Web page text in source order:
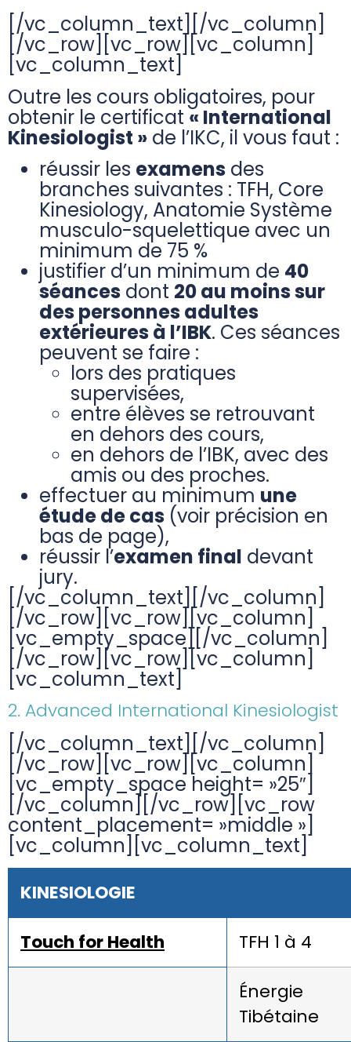
[/vc_column_text][/vc_column]
[/vc_row][vc_row][vc_column]
[vc_column_text]
Outre les cours obligatoires, pour
obtenir le certificat « International
Kinesiologist » de l’IKC, il vous faut :
réussir les examens des
branches suivantes : TFH, Core
Kinesiology, Anatomie Système
musculo-squelettique avec un
minimum de 75 %
justifier d’un minimum de 40
séances dont 20 au moins sur
des personnes adultes
extérieures à l’IBK. Ces séances
peuvent se faire :
lors des pratiques
supervisées,
entre élèves se retrouvant
en dehors des cours,
en dehors de l’IBK, avec des
amis ou des proches.
effectuer au minimum une
étude de cas (voir précision en
bas de page),
réussir l’examen final devant
jury.
[/vc_column_text][/vc_column]
[/vc_row][vc_row][vc_column]
[vc_empty_space][/vc_column]
[/vc_row][vc_row][vc_column]
[vc_column_text]
2. Advanced International Kinesiologist
[/vc_column_text][/vc_column]
[/vc_row][vc_row][vc_column]
[vc_empty_space height= »25″]
[/vc_column][/vc_row][vc_row
content_placement= »middle »]
[vc_column][vc_column_text]
KINESIOLOGIE
Touch for Health TFH 1 à 4
Énergie
Tibétaine